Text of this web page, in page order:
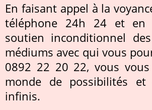
En faisant appel à la
téléphone 24h 24 et en
soutien inconditionnel
médiums avec qui vous
0892 22 20 22, vous
monde de possibilités et
infinis.